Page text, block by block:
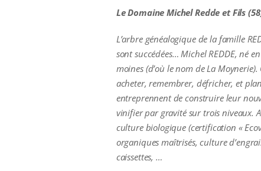
Le Domaine Michel Redde et Fils
L’arbre généalogique de la famille
sont succédées… Michel REDDE, né
moines (d’où le nom de La
acheter, remembrer, défricher, et
entreprennent de construire leur
vinifier par gravité sur trois niveaux.
culture biologique (certification «
organiques maîtrisés, culture
caissettes, …